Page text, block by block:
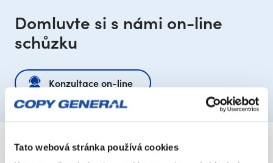
Tato webová stránka používá cookies
Domluvte si s námi on-line
schůzku
Konzultace on-line